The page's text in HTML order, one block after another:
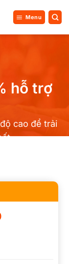
Menu
hỗ trợ
cao để trải